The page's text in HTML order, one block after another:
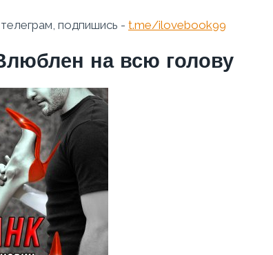
подпишись - t.me/ilovebook99
на всю голову